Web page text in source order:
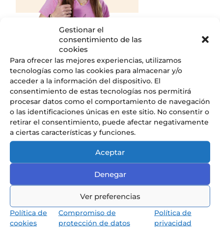
Gestionar el
consentimiento de las
cookies
Para ofrecer las mejores experiencias, utilizamos
tecnologías como las cookies para almacenar y/o
acceder a la información del dispositivo. El
consentimiento de estas tecnologías nos permitirá
procesar datos como el comportamiento de navegación
o las identificaciones únicas en este sitio. No consentir o
retirar el consentimiento, puede afectar negativamente
a ciertas características y funciones.
Aceptar
Denegar
Ver preferencias
Política de
cookies
Compromiso de
protección de datos
Política de
privacidad
Descubrir
Nuestros Servicios
Descubre todos los servicios que
ofrecemos en el Liceo.